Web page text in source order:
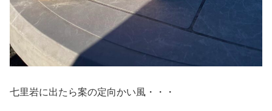
七里岩に出たら案の定向かい風・・・